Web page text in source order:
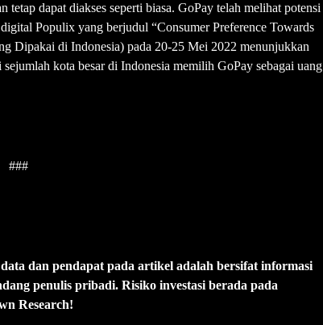
dapat diakses seperti biasa. GoPay telah melihat potensi
Populix yang berjudul “Consumer Preference Towards
Dipakai di Indonesia) pada 20-25 Mei 2022 menunjukkan
kota besar di Indonesia memilih GoPay sebagai uang
###
dan pendapat pada artikel adalah bersifat informasi
penulis pribadi. Risiko investasi berada pada
Research!